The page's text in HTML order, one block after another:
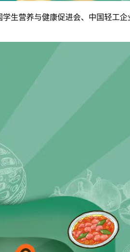
生营养与健康促进会、中国轻工企